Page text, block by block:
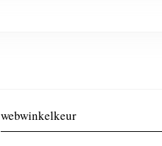
webwinkelkeur